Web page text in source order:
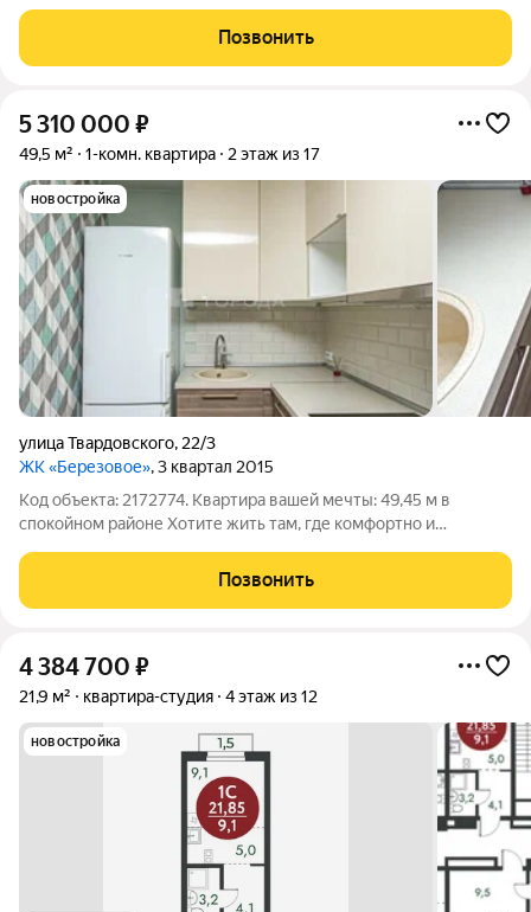
за ней открываются прекрасные виды на холмы и нетронутую
природу. Уникальная
Позвонить
5 310 000 ₽
49,5 м² 1-комн. квартира 2 этаж из 17
новостройка
улица Твардовского, 22/3
ЖК «Березовое», 3 квартал 2015
Код объекта: 2172774. Квартира вашей мечты: 49,45 м в
спокойном районе Хотите жить там, где комфортно и
замечательным видом во двор! Представьте: вы выходите на
один из двух балконов и любуетесь
Позвонить
4 384 700 ₽
21,9 м² квартира-студия 4 этаж из 12
новостройка